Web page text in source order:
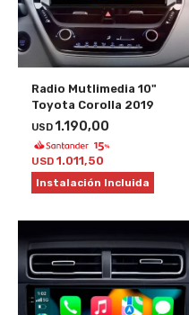
Radio Mutlimedia 10"
Toyota Corolla 2019
USD1.190,00
USD 1.011,50
Instalación Incluida